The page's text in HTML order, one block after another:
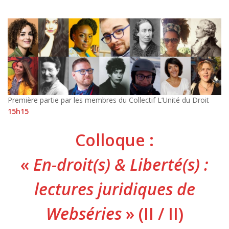
Première partie par les membres du Collectif L’Unité du Droit
15h15
Colloque :
« En-droit(s) & Liberté(s) :
lectures juridiques de
Webséries» (II / II)